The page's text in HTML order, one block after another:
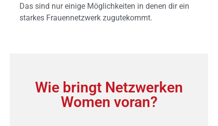
Das sind nur einige Möglichkeiten in denen dir ein
starkes Frauennetzwerk zugutekommt.
Wie bringt Netzwerken
Women voran?